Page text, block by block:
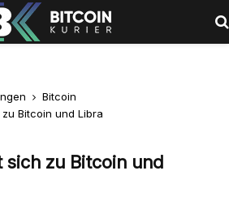
Bitcoin
Bitcoin und Libra
sich zu Bitcoin und